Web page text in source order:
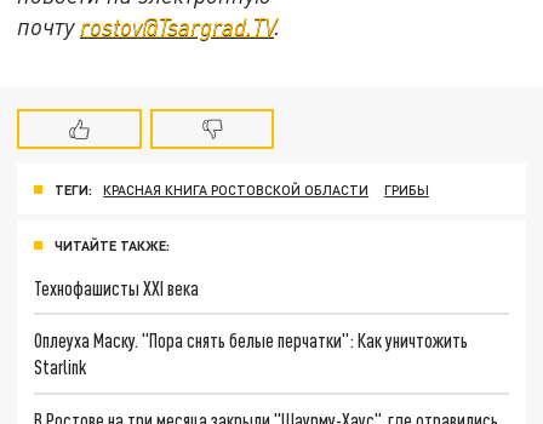
почту rostov@Tsargrad.ТV.
ТЕГИ: КРАСНАЯ КНИГА РОСТОВСКОЙ ОБЛАСТИ ГРИБЫ
ЧИТАЙТЕ ТАКЖЕ:
Технофашисты XXI века
Оплеуха Маску. "Пора снять белые перчатки": Как уничтожить
Starlink